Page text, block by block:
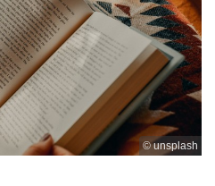
© unsplash